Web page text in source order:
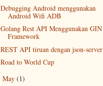
Debugging Android menggunakan
Android Wifi ADB
Golang Rest API Menggunakan GIN
Framework
REST API tiruan dengan json-server
Road to World Cup
May (1)